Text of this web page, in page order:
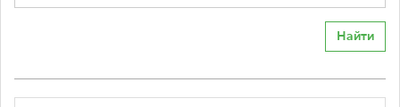
Найти